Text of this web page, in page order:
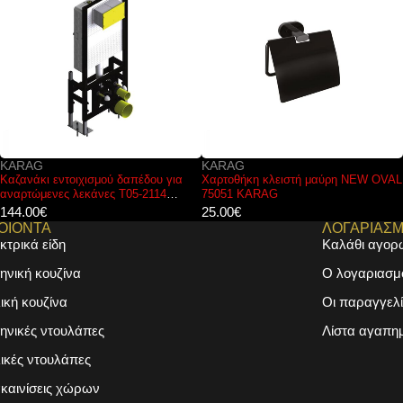
KARAG
Χαρτοθήκη κλειστή μαύρη NEW OVAL
75051 KARAG
25.00
KARAG
Μπαταρία νιπτήρος εντοιχισμού
ARTEMIS Nero 911-P KARAG
127.00
είδη
κουζίνα
κουζίνα
ντουλάπες
ντουλάπες
χώρων
Καλάθι
Ο
Οι
Λίστα